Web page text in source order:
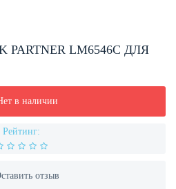
LM6546C ДЛЯ
в наличии
Рейтинг:
отзыв